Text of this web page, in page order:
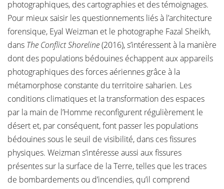
photographiques, des cartographies et des témoignages.
Pour mieux saisir les questionnements liés à l’architecture
forensique, Eyal Weizman et le photographe Fazal Sheikh,
dans The Conflict Shoreline(2016), s’intéressent à la manière
dont des populations bédouines échappent aux appareils
photographiques des forces aériennes grâce à la
métamorphose constante du territoire saharien. Les
conditions climatiques et la transformation des espaces
par la main de l’Homme reconfigurent régulièrement le
désert et, par conséquent, font passer les populations
bédouines sous le seuil de visibilité, dans ces fissures
physiques. Weizman s’intéresse aussi aux fissures
présentes sur la surface de la Terre, telles que les traces
de bombardements ou d’incendies, qu’il comprend